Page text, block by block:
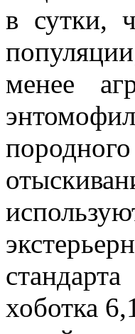
в сутки,
менее
хоботка